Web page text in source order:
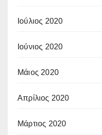
Ιούλιος 2020
Ιούνιος 2020
Μάιος 2020
Απρίλιος 2020
Μάρτιος 2020